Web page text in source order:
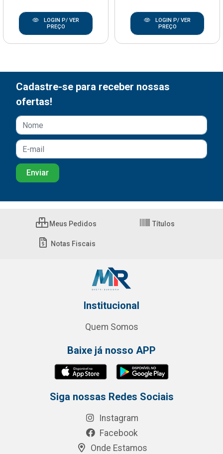
LOGIN P/ VER
PREÇO
LOGIN P/ VER
PREÇO
Cadastre-se para receber nossas
ofertas!
Meus Pedidos Títulos
Notas Fiscais
Institucional
Quem Somos
Baixe já nosso APP
Siga nossas Redes Sociais
Instagram
Facebook
Onde Estamos